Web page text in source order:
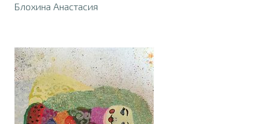
Блохина Анастасия